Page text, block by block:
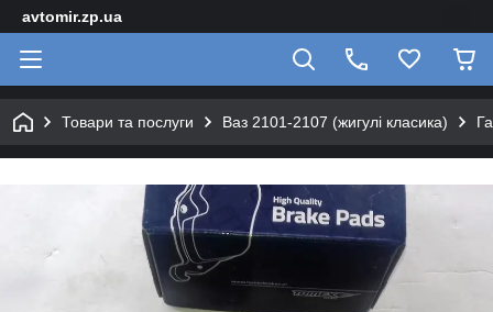
avtomir.zp.ua
Товари та послуги Ваз 2101-2107 (жигулі класика)